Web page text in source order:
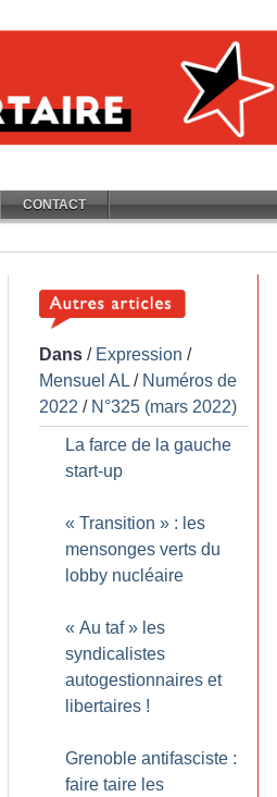
CONTACT
Dans / Expression /
Mensuel AL / Numéros de
2022 / N°325 (mars 2022)
La farce de la gauche
start-up
« Transition » : les
mensonges verts du
lobby nucléaire
« Au taf » les
syndicalistes
autogestionnaires et
libertaires !
Grenoble antifasciste :
faire taire les